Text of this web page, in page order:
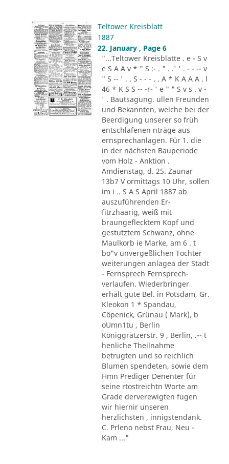
Teltower Kreisblatt
1887
22. January , Page 6
"...Teltower Kreisblatte . e - S v
e S A A v * " S :- . " . .' ' . - - -- v
" S -- ' . . S - - - . . A * K A A A . l
46 * K S S -- -r- ' e " " S v s . v -
' . Bautsagung. ullen Freunden
und Bekannten, welche bei der
Beerdigung unserer so früh
entschlafenen nträge aus
ernsprechanlagen. Für 1. die
in der nächsten Bauperiode
vom Holz - Anktion .
Amdienstag, d. 25. Zaunar
13b7 V ormittags 10 Uhr, sollen
im i .. S A S April 1887 ab
auszuführenden Er-
fitrzhaarig, weiß mit
braungeflecktem Kopf und
gestutztem Schwanz, ohne
Maulkorb ie Marke, am 6 . t
bo"v unvergeßlichen Tochter
weiterungen anlagea der Stadt
- Fernsprech Fernsprech-
verlaufen. Wiederbringer
erhält gute Bel. in Potsdam, Gr.
Kleokon 1 * Spandau,
Cöpenick, Grünau ( Mark), b
oUmn1tu , Berlin
Königgrätzerstr. 9 , Berlin, .-- t
henliche Theilnahme
betrugten und so reichlich
Blumen spendeten, sowie dem
Hmn Prediger Denenter für
seine rtostreichtn Worte am
Grade derverewigten fugen
wir hiernir unseren
herzlichsten , innigstendank.
C. Prleno nebst Frau, Neu -
Kam ..."